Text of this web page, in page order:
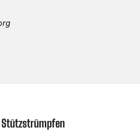
Stützstrümpfen